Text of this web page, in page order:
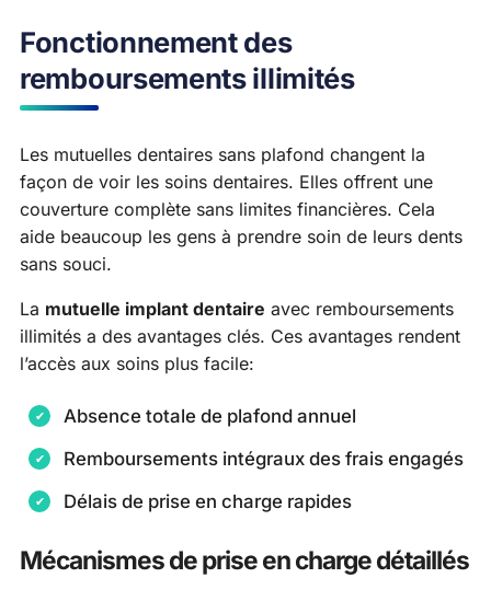
Fonctionnement des
remboursements illimités
Les mutuelles dentaires sans plafond changent la
façon de voir les soins dentaires. Elles offrent une
couverture complète sans limites financières. Cela
aide beaucoup les gens à prendre soin de leurs dents
sans souci.
La mutuelle implant dentaire avec remboursements
illimités a des avantages clés. Ces avantages rendent
l’accès aux soins plus facile:
Absence totale de plafond annuel
Remboursements intégraux des frais engagés
Délais de prise en charge rapides
Mécanismes de prise en charge détaillés